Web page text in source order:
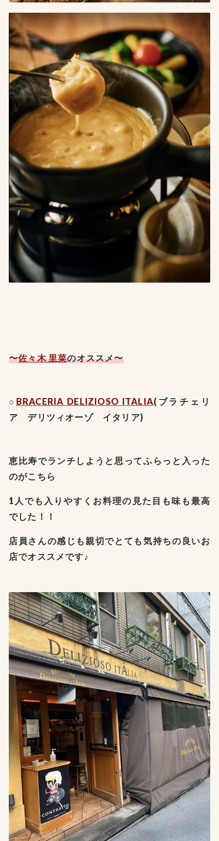
〜佐々木 里菜のオススメ〜
○ BRACERIA DELIZIOSO ITALIA(ブラチェリ
ア デリツィオーゾ イタリア)
恵比寿でランチしようと思ってふらっと入った
のがこちら
1人でも入りやすくお料理の見た目も味も最高
でした！！
店員さんの感じも親切でとても気持ちの良いお
店でオススメです♪